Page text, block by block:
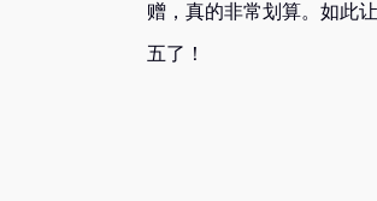
赠，真的非常划算。如此
五了！